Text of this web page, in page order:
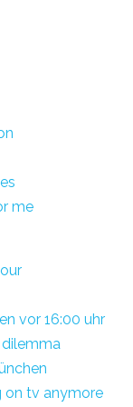
me
vor 16:00 uhr
on tv anymore